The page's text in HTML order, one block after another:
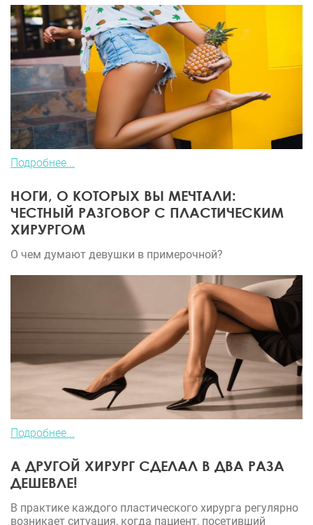
Подробнее...
НОГИ, О КОТОРЫХ ВЫ МЕЧТАЛИ:
ЧЕСТНЫЙ РАЗГОВОР С ПЛАСТИЧЕСКИМ
ХИРУРГОМ
О чем думают девушки в примерочной?
Подробнее...
А ДРУГОЙ ХИРУРГ СДЕЛАЛ В ДВА РАЗА
ДЕШЕВЛЕ!
В практике каждого пластического хирурга регулярно
возникает ситуация, когда пациент, посетивший